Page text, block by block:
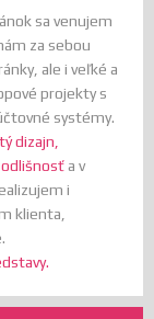
sa venujem
za sebou
ale i veľké a
projekty s
systémy.
dizajn,
a v
i
klienta,